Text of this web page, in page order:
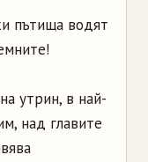
пътища водят
утрин, в най-
над главите